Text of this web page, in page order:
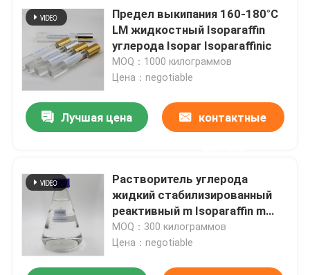
Предел выкипания 160-180°C
LM жидкостный Isoparaffin
углерода Isopar Isoparaffinic
MOQ：1000 килограммов
Цена：negotiable
Лучшая цена контактные
Растворитель углерода
жидкий стабилизированный
реактивный m Isoparaffin m
Isoparaffinic
MOQ：300 килограммов
Цена：negotiable